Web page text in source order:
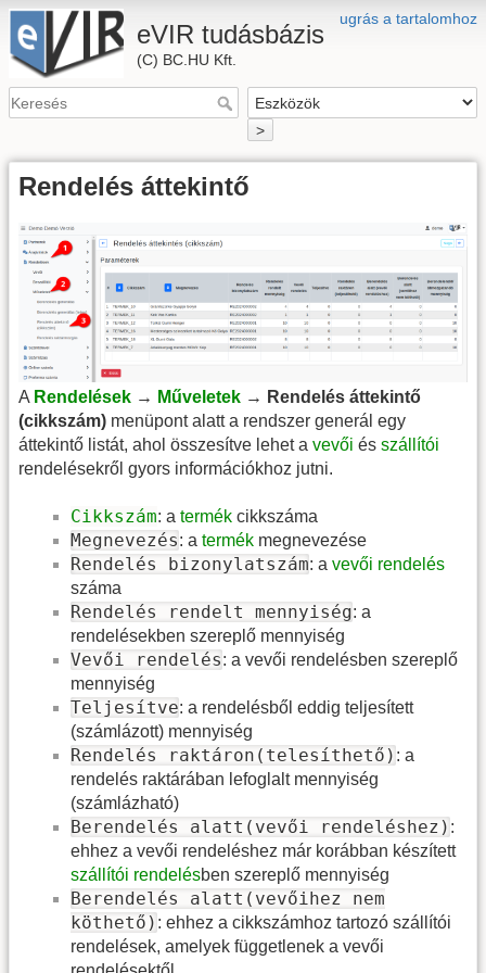
ugrás a tartalomhoz
eVIR tudásbázis
(C) BC.HU Kft.
>
Rendelés áttekintő
A Rendelések → Műveletek → Rendelés áttekintő
(cikkszám) menüpont alatt a rendszer generál egy
áttekintő listát, ahol összesítve lehet a vevői és szállítói
rendelésekről gyors információkhoz jutni.
Cikkszám: a termék cikkszáma
Megnevezés: a termék megnevezése
Rendelés bizonylatszám: a vevői rendelés
száma
Rendelés rendelt mennyiség: a
rendelésekben szereplő mennyiség
Vevői rendelés: a vevői rendelésben szereplő
mennyiség
Teljesítve: a rendelésből eddig teljesített
(számlázott) mennyiség
Rendelés raktáron(telesíthető) : a
rendelés raktárában lefoglalt mennyiség
(számlázható)
Berendelés alatt(vevői rendeléshez) :
ehhez a vevői rendeléshez már korábban készített
szállítói rendelésben szereplő mennyiség
Berendelés alatt(vevőihez nem
köthető) : ehhez a cikkszámhoz tartozó szállítói
rendelések, amelyek függetlenek a vevői